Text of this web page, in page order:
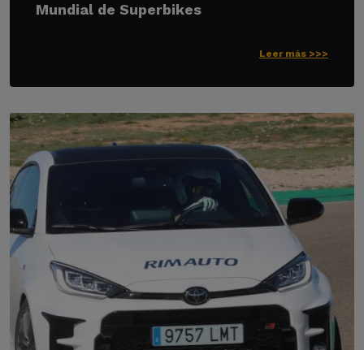
Mundial de Superbikes
Leer más >>>